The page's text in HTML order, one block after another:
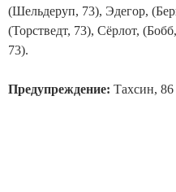
(Шельдеруп, 73), Эдегор,
(Торстведт, 73), Сёрлот,
73).
Предупреждение: Тахсин, 86